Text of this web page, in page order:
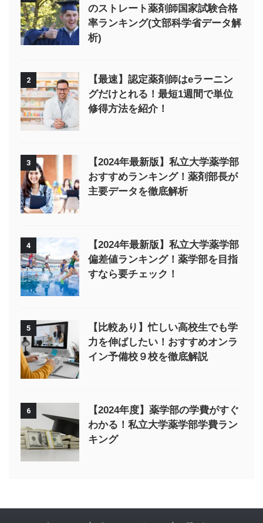
のストレート薬剤師国家試験合格
率ランキング(文部科学省データ解
析)
2
【最速】認定薬剤師はeラーニン
グだけとれる！最短1週間で単位
修得方法を紹介！
3
【2024年最新版】私立大学薬学部
おすすめランキング！薬剤部長が
主要データを徹底解析
4
【2024年最新版】私立大学薬学部
偏差値ランキング！薬学部を目指
すなら要チェック！
5
【比較あり】忙しい高校生でも学
力を伸ばしたい！おすすめオンラ
イン予備校９校を徹底解説
6
【2024年度】薬学部の学費がすぐ
わかる！私立大学薬学部学費ラン
キング